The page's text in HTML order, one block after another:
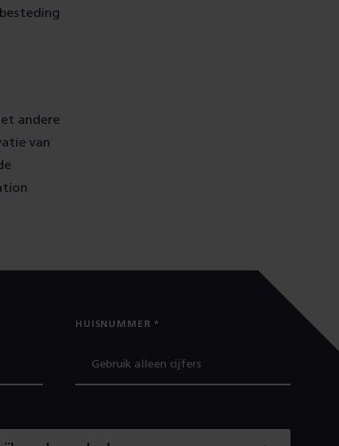
andere
van
HUISNUMMER